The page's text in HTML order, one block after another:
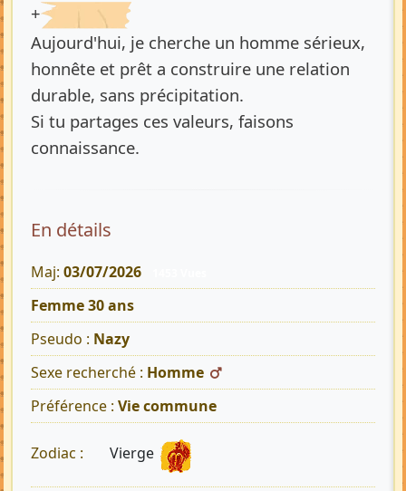
+
Aujourd'hui, je cherche un homme sérieux,
honnête et prêt a construire une relation
durable, sans précipitation.
Si tu partages ces valeurs, faisons
connaissance.
En détails
Maj: 03/07/2026
Femme 30 ans
Pseudo : Nazy
Sexe recherché : Homme
Préférence : Vie commune
Zodiac : Vierge